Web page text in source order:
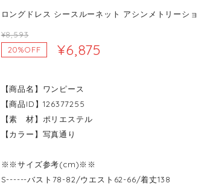
ロングドレス シースルーネット アシンメトリーシ
¥8,593
20%OFF
¥6,875
【商品名】ワンピース
【商品ID】126377255
【素 材】ポリエステル
【カラー】写真通り
※※サイズ参考(cm)※※
S------バスト78-82/ウエスト62-66/着丈138